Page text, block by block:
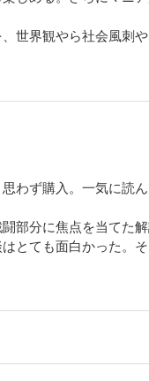
、世界観やら社会風刺
わず購入。一気に読ん
部分に焦点を当てた
とても面白かった。